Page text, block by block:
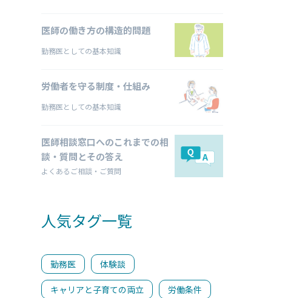
医師の働き方の構造的問題
勤務医としての基本知識
労働者を守る制度・仕組み
勤務医としての基本知識
医師相談窓口へのこれまでの相
談・質問とその答え
よくあるご相談・ご質問
人気タグ一覧
勤務医 体験談
キャリアと子育ての両立 労働条件